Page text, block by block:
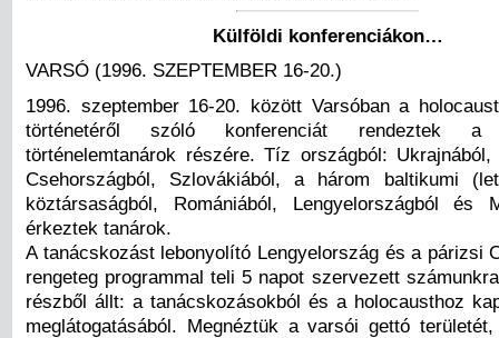
Külföldi konferenciákon…
VARSÓ (1996. SZEPTEMBER 16-20.)
1996. szeptember 16-20. között Varsóban a
történetéről szóló konferenciát rendeztek a
történelemtanárok részére. Tíz országból: Ukrajnából,
Csehországból, Szlovákiából, a három baltikumi
köztársaságból, Romániából, Lengyelországból és
érkeztek tanárok.
A tanácskozást lebonyolító Lengyelország és a párizsi
rengeteg programmal teli 5 napot szervezett
részből állt: a tanácskozásokból és a holocausthoz
meglátogatásából. Megnéztük a varsói gettó